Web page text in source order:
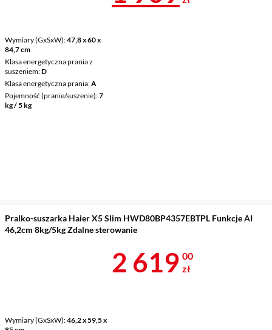
Wymiary (GxSxW) 47,8 x 60 x
84,7 cm
Klasa energetyczna prania z
suszeniem D
Klasa energetyczna prania A
Pojemność (pranie/suszenie) 7
kg / 5 kg
Pralko-suszarka Haier X5 Slim HWD80BP4357EBTPL Funkcje AI
46,2cm 8kg/5kg Zdalne sterowanie
Wymiary (GxSxW) 46,2 x 59,5 x
Cena 2 619 zł
2 619 00
zł